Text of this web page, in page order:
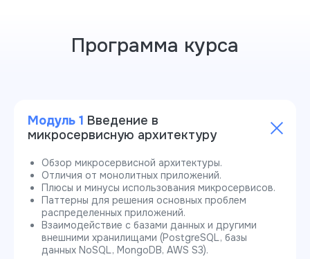
Программа курса
Модуль 1 Введение в
микросервисную архитектуру
Обзор микросервисной архитектуры.
Отличия от монолитных приложений.
Плюсы и минусы использования микросервисов.
Паттерны для решения основных проблем
распределенных приложений.
Взаимодействие с базами данных и другими
внешними хранилищами (PostgreSQL, базы
данных NoSQL, MongoDB, AWS S3).